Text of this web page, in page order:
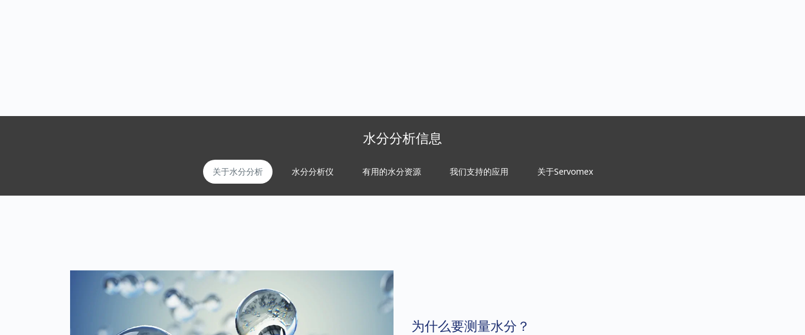
水分分析信息
关于水分分析 水分分析仪 有用的水分资源 我们支持的应用 关于Servomex
为什么要测量水分？